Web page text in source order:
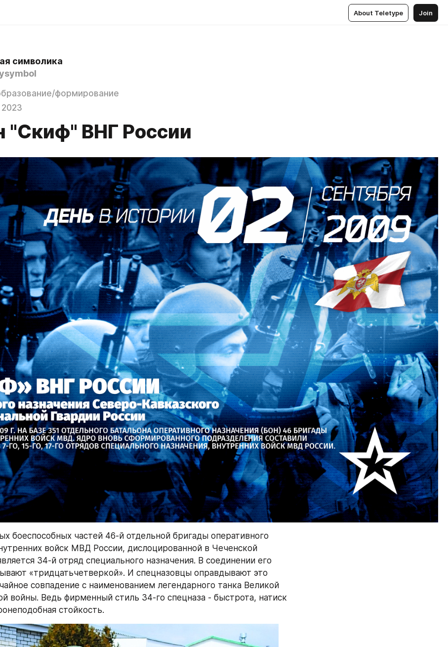
About Teletype Join
символика
формирование
"Скиф" ВНГ России
боеспособных частей 46-й отдельной бригады оперативного
войск МВД России, дислоцированной в Чеченской
34-й отряд специального назначения. В соединении его
«тридцатьчетверкой». И спецназовцы оправдывают это
совпадение с наименованием легендарного танка Великой
войны. Ведь фирменный стиль 34-го спецназа - быстрота, натиск
стойкость.